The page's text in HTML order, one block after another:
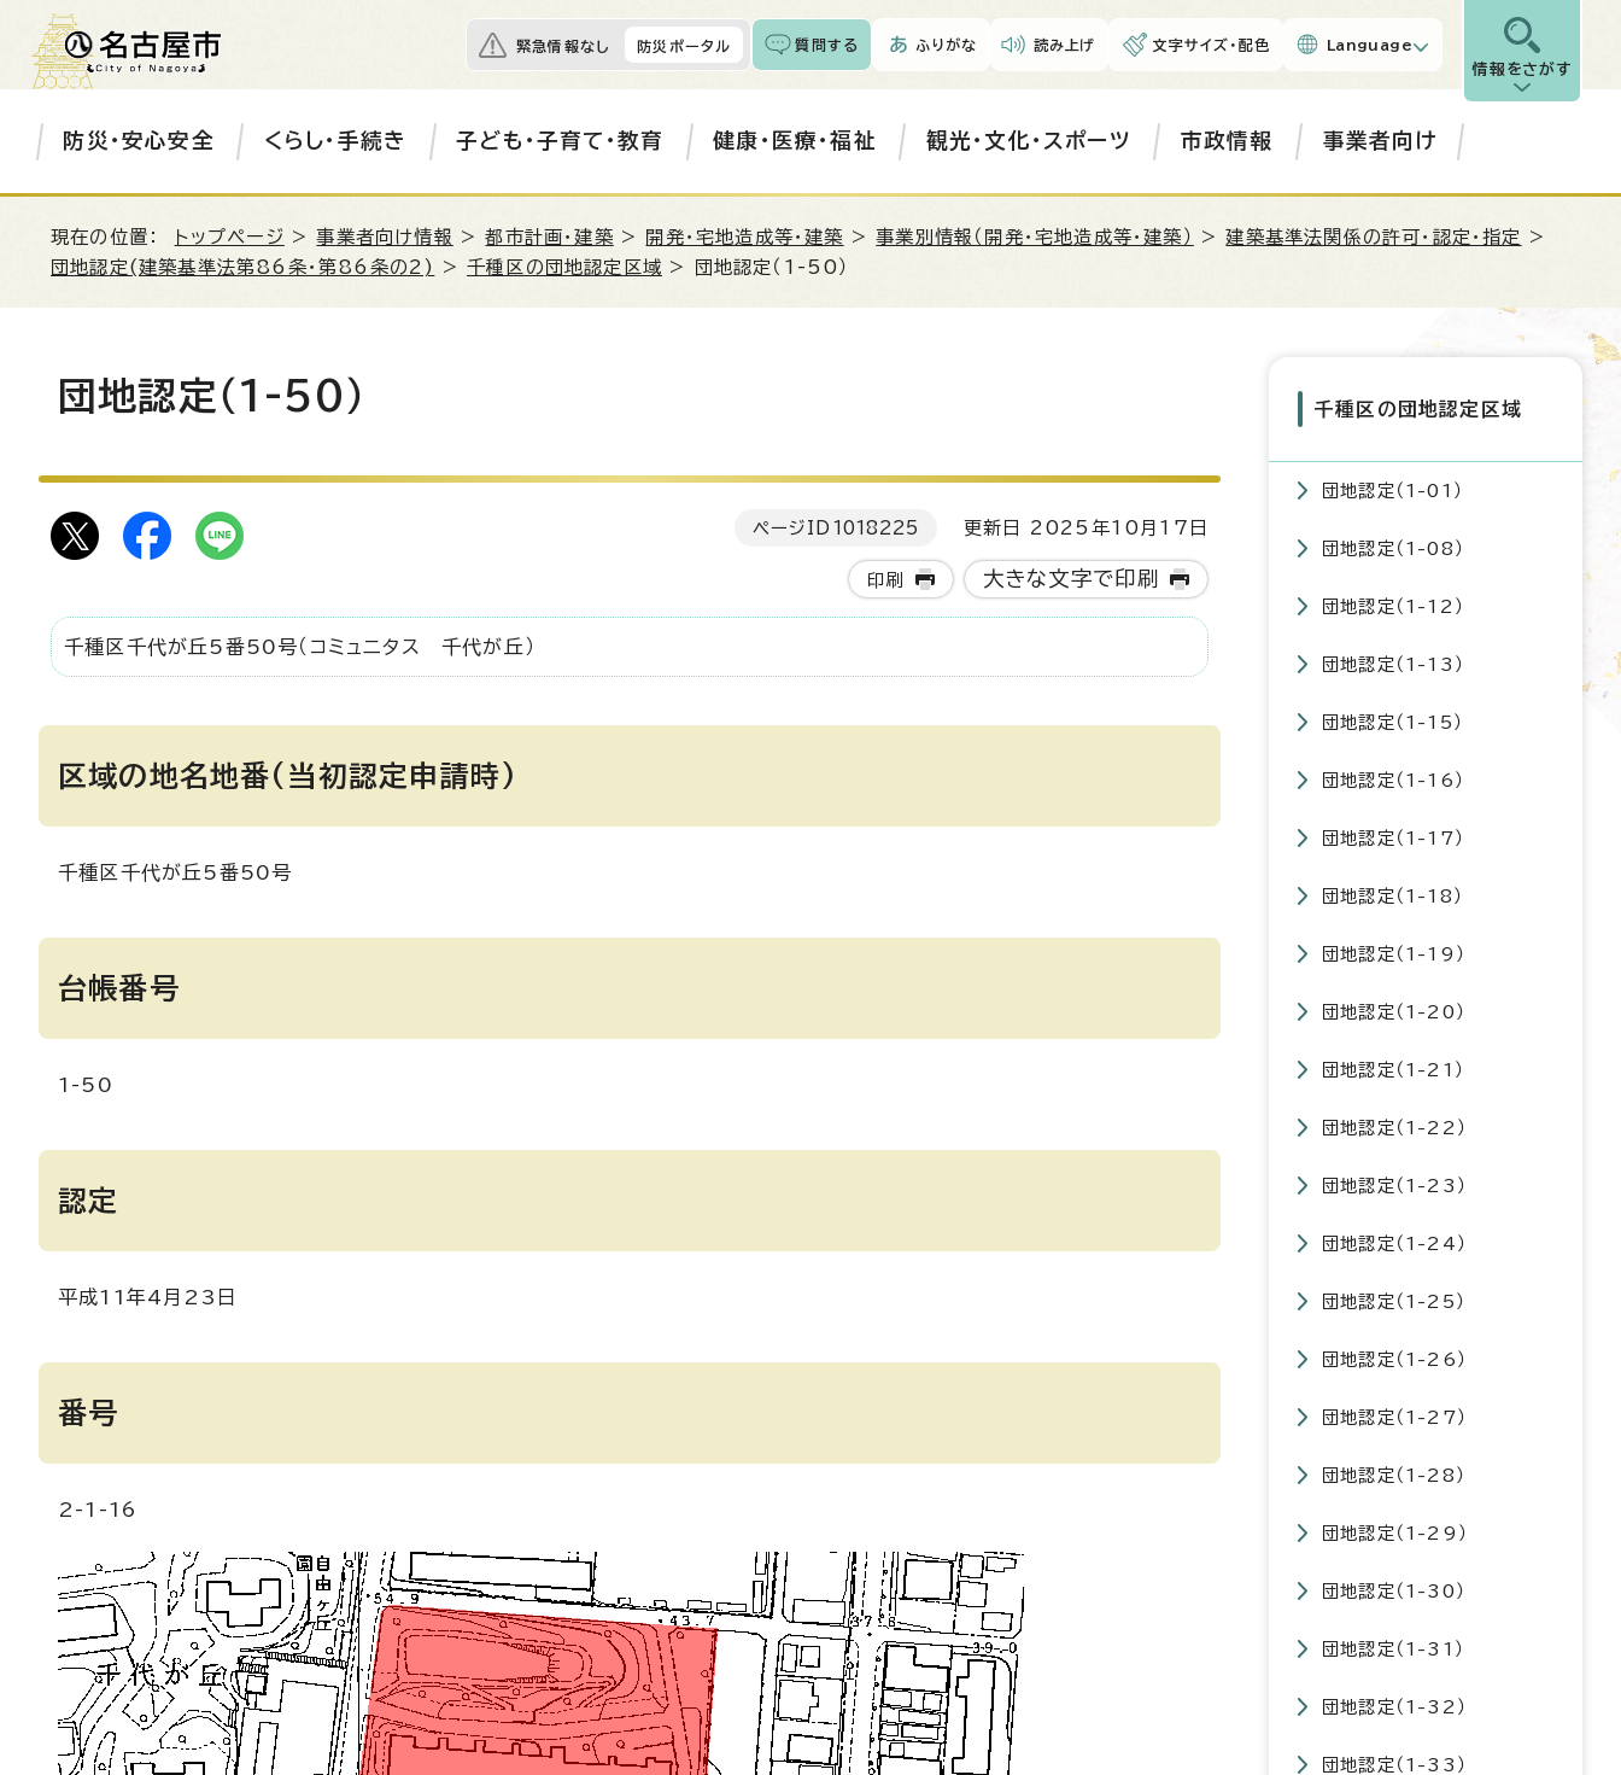
緊急情報なし 防災ポータル 質問する ふりがな 読み上げ 文字サイズ・配色 Language
情報をさがす
防災・安心安全 くらし・手続き 子ども・子育て・教育 健康・医療・福祉 観光・文化・スポーツ 市政情報 事業者向け
現在の位置： トップページ >事業者向け情報 >都市計画・建築 > 開発・宅地造成等・建築 >事業別情報（開発・宅地造成等・建築） >建築基準法関係の許可・認定・指定
>
団地認定(建築基準法第86条・第86条の2)
>千種区の団地認定区域 > 団地認定（1-50）
団地認定（1-50）
ページID 1018225 更新日 2025年10月17日
印刷 大きな文字で印刷
千種区千代が丘5番50号（コミュニタス 千代が丘）
区域の地名地番(当初認定申請時)
千種区千代が丘5番50号
台帳番号
1-50
認定
平成11年4月23日
番号
2-1-16
千種区の団地認定区域
団地認定（1-01）
団地認定（1-08）
団地認定（1-12）
団地認定（1-13）
団地認定（1-15）
団地認定（1-16）
団地認定（1-17）
団地認定（1-18）
団地認定（1-19）
団地認定（1-20）
団地認定（1-21）
団地認定（1-22）
団地認定（1-23）
団地認定（1-24）
団地認定（1-25）
団地認定（1-26）
団地認定（1-27）
団地認定（1-28）
団地認定（1-29）
団地認定（1-30）
団地認定（1-31）
団地認定（1-32）
団地認定（1-33）